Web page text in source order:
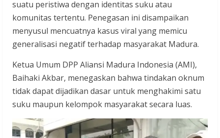
suatu peristiwa dengan identitas suku atau
komunitas tertentu. Penegasan ini disampaikan
menyusul mencuatnya kasus viral yang memicu
generalisasi negatif terhadap masyarakat Madura.
Ketua Umum DPP Aliansi Madura Indonesia (AMI),
Baihaki Akbar, menegaskan bahwa tindakan oknum
tidak dapat dijadikan dasar untuk menghakimi satu
suku maupun kelompok masyarakat secara luas.